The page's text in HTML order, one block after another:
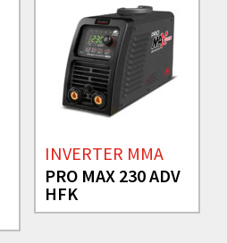
INVERTER MMA
PRO MAX 230 ADV
HFK